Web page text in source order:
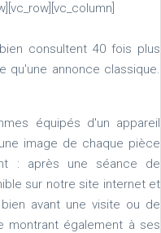
consultent 40 fois plus
qu'une annonce classique.
équipés d'un appareil
image de chaque pièce
: après une séance de
sur notre site internet et
avant une visite ou de
montrant également à ses